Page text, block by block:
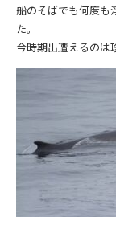
船のそばでも何度も
た。
今時期出遭えるのは